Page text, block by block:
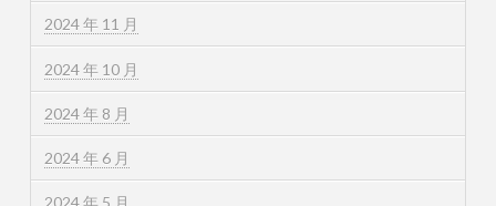
2024 年 11 月
2024 年 10 月
2024 年 8 月
2024 年 6 月
2024 年 5 月